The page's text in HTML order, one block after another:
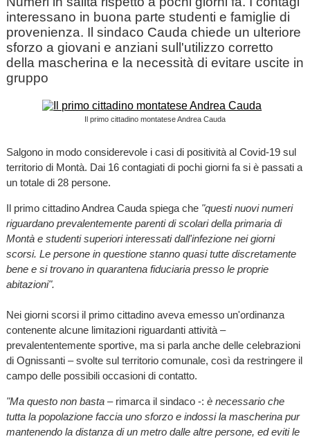
interessano in buona parte studenti e famiglie di
provenienza. Il sindaco Cauda chiede un ulteriore
sforzo a giovani e anziani sull'utilizzo corretto
della mascherina e la necessità di evitare uscite in
gruppo
Il primo cittadino montatese Andrea Cauda
Salgono in modo considerevole i casi di positività al Covid-19 sul
territorio di Montà. Dai 16 contagiati di pochi giorni fa si è passati a
un totale di 28 persone.
Il primo cittadino Andrea Cauda spiega che "questi nuovi numeri
riguardano prevalentemente parenti di scolari della primaria di
Montà e studenti superiori interessati dall'infezione nei giorni
scorsi. Le persone in questione stanno quasi tutte discretamente
bene e si trovano in quarantena fiduciaria presso le proprie
abitazioni".
Nei giorni scorsi il primo cittadino aveva emesso un'ordinanza
contenente alcune limitazioni riguardanti attività –
prevalententemente sportive, ma si parla anche delle celebrazioni
di Ognissanti – svolte sul territorio comunale, così da restringere il
campo delle possibili occasioni di contatto.
"Ma questo non basta– rimarca il sindaco -: è necessario che
tutta la popolazione faccia uno sforzo e indossi la mascherina pur
mantenendo la distanza di un metro dalle altre persone, ed eviti le